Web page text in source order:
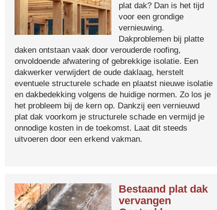
plat dak? Dan is het tijd
voor een grondige
vernieuwing.
Dakproblemen bij platte
daken ontstaan vaak door verouderde roofing,
onvoldoende afwatering of gebrekkige isolatie. Een
dakwerker verwijdert de oude daklaag, herstelt
eventuele structurele schade en plaatst nieuwe isolatie
en dakbedekking volgens de huidige normen. Zo los je
het probleem bij de kern op. Dankzij een vernieuwd
plat dak voorkom je structurele schade en vermijd je
onnodige kosten in de toekomst. Laat dit steeds
uitvoeren door een erkend vakman.
Bestaand plat dak
vervangen